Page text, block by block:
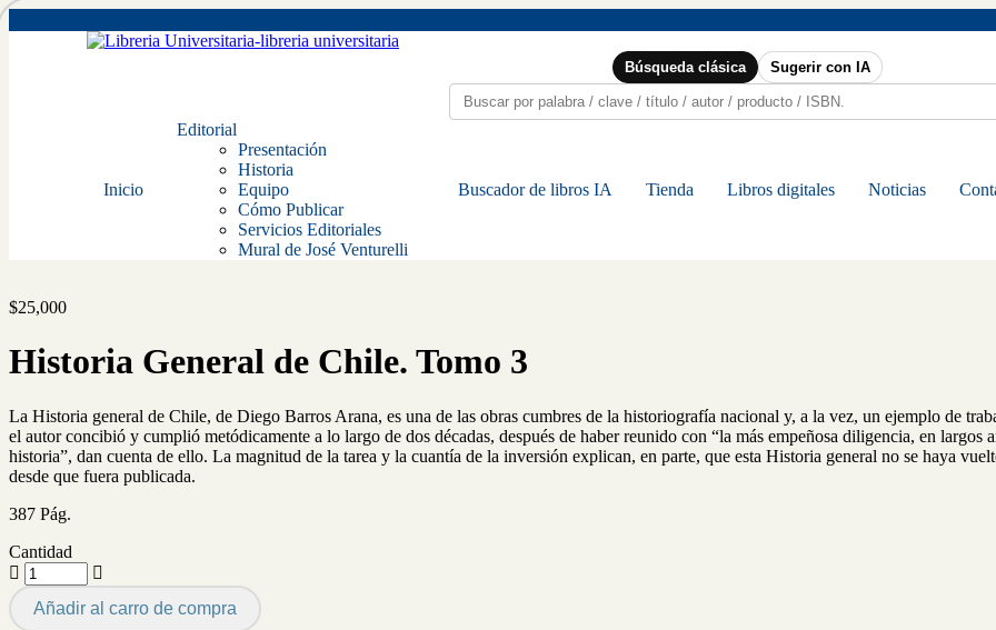
Búsqueda clásica Sugerir con IA
Inicio
Editorial
Presentación
Historia
Equipo
Cómo Publicar
Servicios Editoriales
Mural de José Venturelli
Buscador de libros IA Tienda Libros digitales Noticias
$25,000
Historia General de Chile. Tomo 3
La Historia general de Chile, de Diego Barros Arana, es una de las obras cumbres de la historiografía nacional y, a la vez, un ejemplo de
el autor concibió y cumplió metódicamente a lo largo de dos décadas, después de haber reunido con “la más empeñosa diligencia, en largos
historia”, dan cuenta de ello. La magnitud de la tarea y la cuantía de la inversión explican, en parte, que esta Historia general no se haya
desde que fuera publicada.
387 Pág.
Cantidad
Añadir al carro de compra